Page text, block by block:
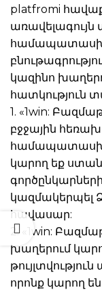
platfromi
առավելագույն
կազինո
հատկություն
1. «1win:
բջջային
կարող եք
կազմակերպել
հավասար:
2. «1win:
խաղերում
որոնք կարող